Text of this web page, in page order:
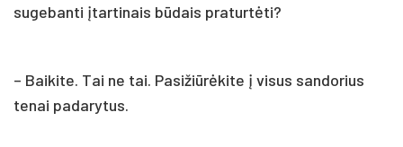
sugebanti įtartinais būdais praturtėti?
– Baikite. Tai ne tai. Pasižiūrėkite į visus sandorius
tenai padarytus.